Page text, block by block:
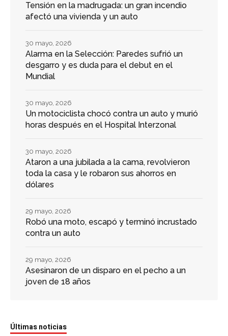
Tensión en la madrugada: un gran incendio
afectó una vivienda y un auto
Alarma en la Selección: Paredes sufrió un
desgarro y es duda para el debut en el
Mundial
30 mayo, 2026
Un motociclista chocó contra un auto y murió
horas después en el Hospital Interzonal
30 mayo, 2026
Ataron a una jubilada a la cama, revolvieron
toda la casa y le robaron sus ahorros en
dólares
30 mayo, 2026
Robó una moto, escapó y terminó incrustado
contra un auto
29 mayo, 2026
Asesinaron de un disparo en el pecho a un
joven de 18 años
29 mayo, 2026
Últimas noticias